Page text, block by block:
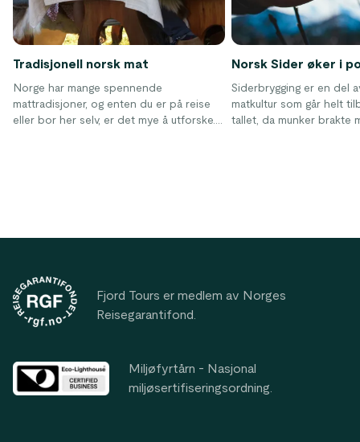
Tradisjonell norsk mat
Norge har mange spennende
mattradisjoner, og enten du er på reise
eller bor her selv, er det mye å utforske.
Norsk Sider øker i
Siderbrygging er en del
matkultur som går helt
tallet, da munker brakte
Fjord Tours er medlem av Norges
Reisegarantifond.
Miljøfyrtårn - Nasjonal
miljøsertifiseringsordning.